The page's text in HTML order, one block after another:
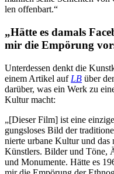
len offenbart.“
„Hätte es damals
mir die Empö­rung
Unter­des­sen denkt die
einem Artikel auf LB über
darüber, was ein Werk zu
Kultur macht:
„[Dieser Film] ist eine
gungs­lo­ses Bild der
nierte urbane Kultur und das
Künst­lers. Bilder und Töne,
und Monu­mente. Hätte es